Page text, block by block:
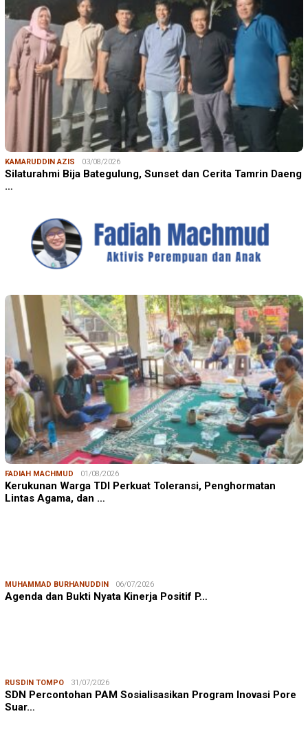
KAMARUDDIN AZIS 03/08/2026
Silaturahmi Bija Bategulung, Sunset dan Cerita Tamrin Daeng
…
FADIAH MACHMUD 01/08/2026
Kerukunan Warga TDI Perkuat Toleransi, Penghormatan
Lintas Agama, dan …
MUHAMMAD BURHANUDDIN 06/07/2026
Agenda dan Bukti Nyata Kinerja Positif P…
RUSDIN TOMPO 31/07/2026
SDN Percontohan PAM Sosialisasikan Program Inovasi Pore
Suar…